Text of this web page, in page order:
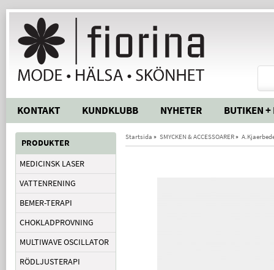
KONTAKT KUNDKLUBB NYHETER BUTIKEN +
PRODUKTER
MEDICINSK LASER
VATTENRENING
BEMER-TERAPI
CHOKLADPROVNING
MULTIWAVE OSCILLATOR
RÖDLJUSTERAPI
Startsida » SMYCKEN & ACCESSOARER»